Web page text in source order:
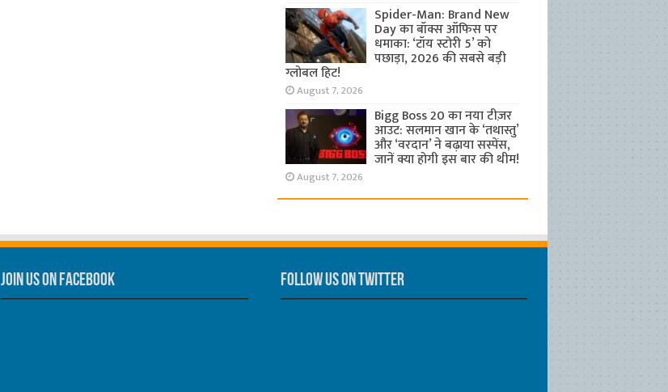
Spider-Man: Brand New
Day का बॉक्स ऑफिस पर
धमाका: ‘टॉय स्टोरी 5’ को
पछाड़ा, 2026 की सबसे बड़ी
ग्लोबल हिट!
August 7, 2026
Bigg Boss 20 का नया टीज़र
आउट: सलमान खान के ‘तथास्तु’
और ‘वरदान’ ने बढ़ाया सस्पेंस,
जानें क्या होगी इस बार की थीम!
August 7, 2026
Join us on Facebook Follow us on Twitter